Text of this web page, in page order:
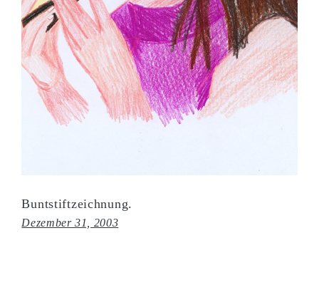
Buntstiftzeichnung.
Dezember 31, 2003